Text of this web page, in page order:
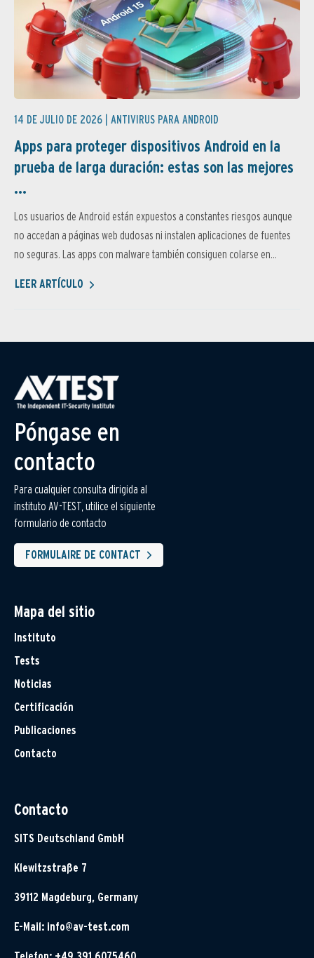
14 DE JULIO DE 2026 | ANTIVIRUS PARA ANDROID
Apps para proteger dispositivos Android en la
prueba de larga duración: estas son las mejores
...
Los usuarios de Android están expuestos a constantes riesgos aunque
no accedan a páginas web dudosas ni instalen aplicaciones de fuentes
no seguras. Las apps con malware también consiguen colarse en...
LEER ARTÍCULO
Póngase en
contacto
Para cualquier consulta dirigida al
instituto AV-TEST, utilice el siguiente
formulario de contacto
FORMULAIRE DE CONTACT
Mapa del sitio
Instituto
Tests
Noticias
Certificación
Publicaciones
Contacto
Contacto
SITS Deutschland GmbH
Klewitzstraße 7
39112 Magdeburg, Germany
E-Mail: info@av-test.com